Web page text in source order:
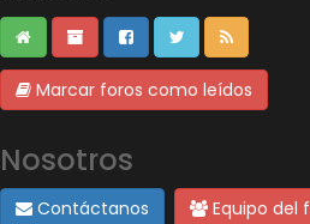
Marcar foros como leídos
Nosotros
Contáctanos Equipo del